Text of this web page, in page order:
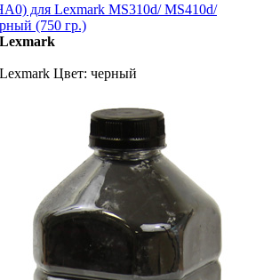
для Lexmark MS310d/ MS410d/
(750 гр.)
Lexmark
Цвет: черный